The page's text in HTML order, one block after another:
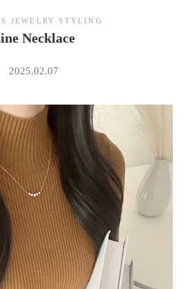
JEWELRY STYLING
Necklace
2025.02.07